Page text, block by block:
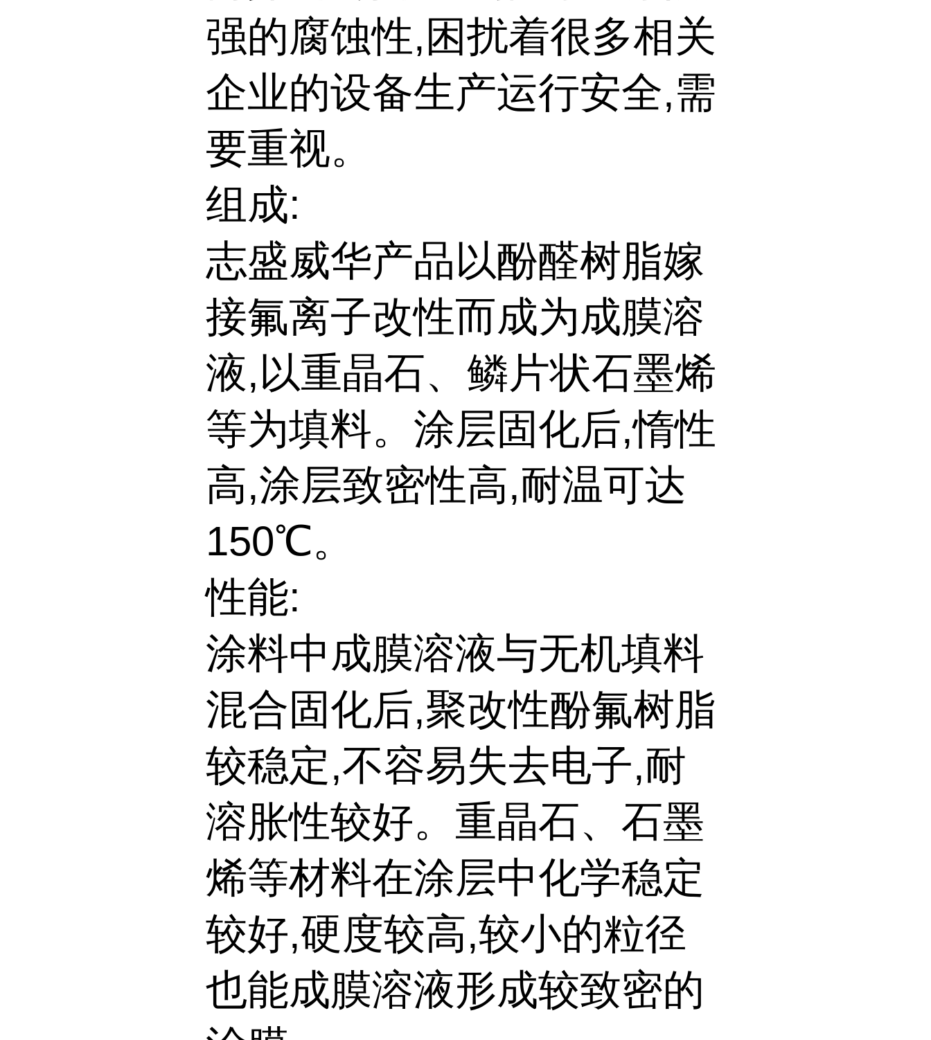
强的腐蚀性,困扰着很多相关
企业的设备生产运行安全,需
要重视。
组成:
志盛威华产品以酚醛树脂嫁
接氟离子改性而成为成膜溶
液,以重晶石、鳞片状石墨烯
等为填料。涂层固化后,惰性
高,涂层致密性高,耐温可达
150℃。
性能:
涂料中成膜溶液与无机填料
混合固化后,聚改性酚氟树脂
较稳定,不容易失去电子,耐
溶胀性较好。重晶石、石墨
烯等材料在涂层中化学稳定
较好,硬度较高,较小的粒径
也能成膜溶液形成较致密的